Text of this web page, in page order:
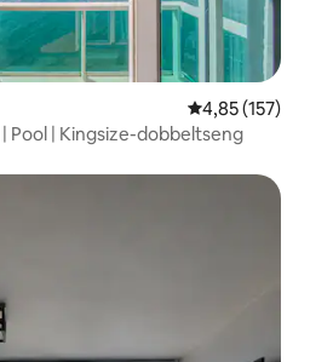
4,85 ud af 5 i
4,85 (157)
Pool | Kingsize-dobbeltseng